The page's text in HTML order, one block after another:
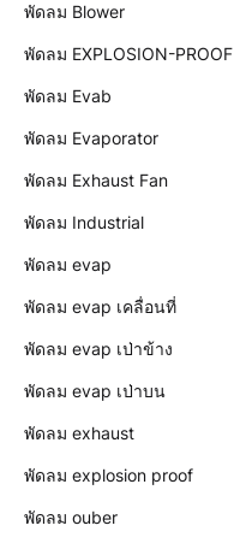
พัดลม Blower
พัดลม EXPLOSION-PROOF
พัดลม Evab
พัดลม Evaporator
พัดลม Exhaust Fan
พัดลม Industrial
พัดลม evap
พัดลม evap เคลื่อนที่
พัดลม evap เป่าข้าง
พัดลม evap เป่าบน
พัดลม exhaust
พัดลม explosion proof
พัดลม ouber